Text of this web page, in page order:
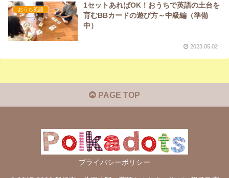
おうち英語
1セットあればOK！おうちで英語の土台を
育むBBカードの遊び方～中級編（準備
中）
2023.05.02
PAGE TOP
プライバシーポリシー